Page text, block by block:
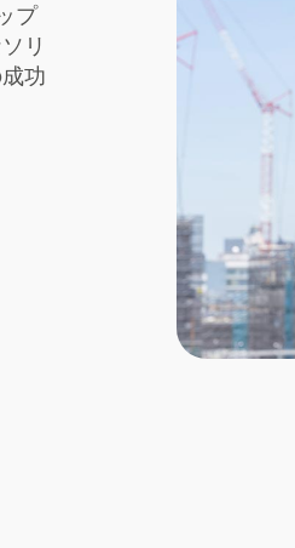
プ
リ
功